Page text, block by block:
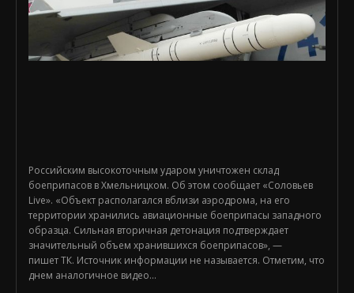
Российским высокоточным ударом уничтожен склад
боеприпасов в Хмельницком. Об этом сообщает «Соловьев
Live». «Объект располагался вблизи аэродрома, на его
территории хранились авиационные боеприпасы западного
образца. Сильная вторичная детонация подтверждает
значительный объем хранившихся боеприпасов», —
пишет ТК. Источник информации не называется. Отметим, что
днем аналогичное видео...